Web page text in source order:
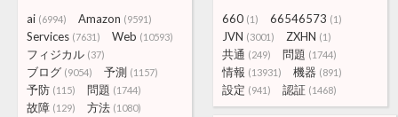
ai (6994) Amazon (9591)
Services (7631) Web (10593)
フィジカル (37)
ブログ (9054) 予測 (1157)
予防 (115) 問題 (1744)
故障 (129) 方法 (1080)
660 (1) 66546573 (1)
JVN (3001) ZXHN (1)
共通 (249) 問題 (1744)
情報 (13931) 機器 (891)
設定 (941) 認証 (1468)